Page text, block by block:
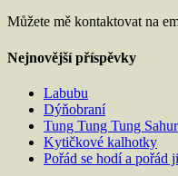
Můžete mě kontaktovat na
Nejnovější příspěvky
Labubu
Dýňobraní
Tung Tung Tung Sahur
Kytičkové kalhotky
Pořád se hodí a pořád